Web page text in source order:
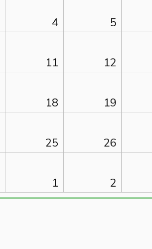
4 5
11 12
18 19
25 26
1 2